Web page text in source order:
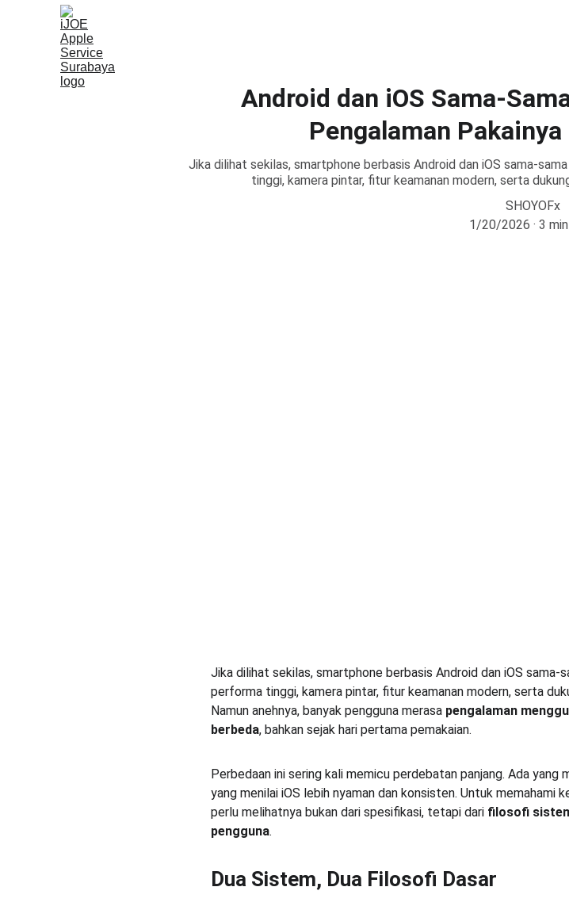
Android dan iOS Sama-
Pengalaman
Jika dilihat sekilas, smartphone berbasis Android dan iOS sama-
tinggi, kamera pintar, fitur keamanan modern, serta
SHOYOFx
1/20/2026
3
Jika dilihat sekilas, smartphone berbasis Android dan iOS sama-
performa tinggi, kamera pintar, fitur keamanan modern, serta
Namun anehnya, banyak pengguna merasa pengalaman
berbeda, bahkan sejak hari pertama pemakaian.
Perbedaan ini sering kali memicu perdebatan panjang. Ada yang
yang menilai iOS lebih nyaman dan konsisten. Untuk memahami
perlu melihatnya bukan dari spesifikasi, tetapi dari filosofi
pengguna.
Dua Sistem, Dua Filosofi Dasar